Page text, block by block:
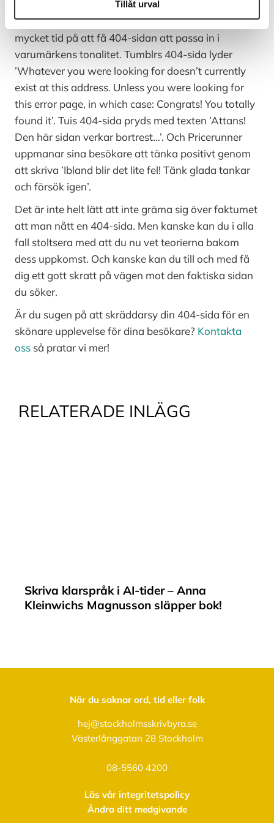
Tillåt urval
som man som webb-ägare absolut inte vill att ens
kunder ska stöta på, läggs nämligen oväntat
mycket tid på att få 404-sidan att passa in i
varumärkens tonalitet. Tumblrs 404-sida lyder
’Whatever you were looking for doesn’t currently
exist at this address. Unless you were looking for
this error page, in which case: Congrats! You totally
found it’. Tuis 404-sida pryds med texten ’Attans!
Den här sidan verkar bortrest…’. Och Pricerunner
uppmanar sina besökare att tänka positivt genom
att skriva ’Ibland blir det lite fel! Tänk glada tankar
och försök igen’.
Det är inte helt lätt att inte gräma sig över faktumet
att man nått en 404-sida. Men kanske kan du i alla
fall stoltsera med att du nu vet teorierna bakom
dess uppkomst. Och kanske kan du till och med få
dig ett gott skratt på vägen mot den faktiska sidan
du söker.
Är du sugen på att skräddarsy din 404-sida för en
skönare upplevelse för dina besökare? Kontakta
oss så pratar vi mer!
RELATERADE INLÄGG
Skriva klarspråk i AI-tider – Anna
Kleinwichs Magnusson släpper bok!
När du saknar ord, tid eller folk
hej@stockholmsskrivbyra.se
Västerlånggatan 28 Stockholm
08-5560 4200
Läs vår integritetspolicy
Ändra ditt medgivande